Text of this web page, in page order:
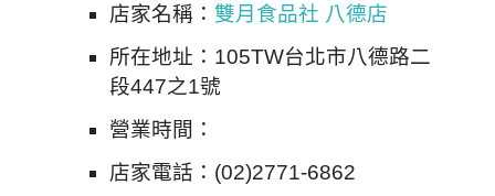
店家名稱： 雙月食品社 八德店
所在地址：105TW台北市八德路二
段447之1號
營業時間：
店家電話：(02)2771-6862